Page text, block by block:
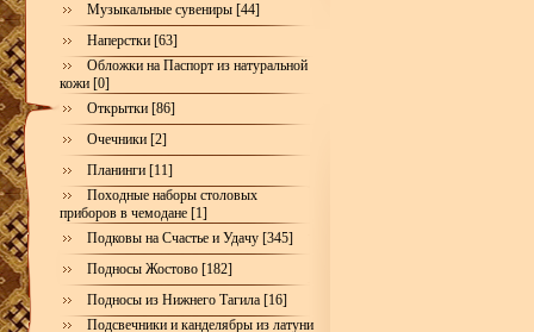
Музыкальные сувениры [44]
Наперстки [63]
Обложки на Паспорт из натуральной
кожи [0]
Открытки [86]
Очечники [2]
Планинги [11]
Походные наборы столовых
приборов в чемодане [1]
Подковы на Счастье и Удачу [345]
Подносы Жостово [182]
Подносы из Нижнего Тагила [16]
Подсвечники и канделябры из латуни